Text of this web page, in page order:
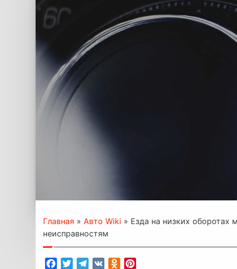
Главная » Авто Wiki » Езда на низких оборотах
неисправностям
FacebookTwitterTelegram
VK Odnoklassniki